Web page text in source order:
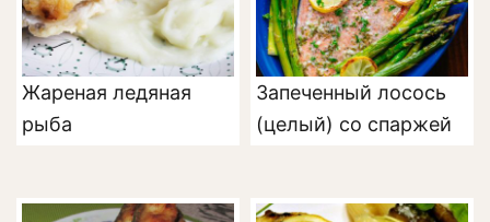
Жареная ледяная
рыба
Запеченный лосось
(целый) со спаржей